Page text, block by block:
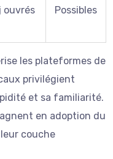
ouvrés Possibles
les plateformes de
privilégient
et sa familiarité.
en adoption du
couche